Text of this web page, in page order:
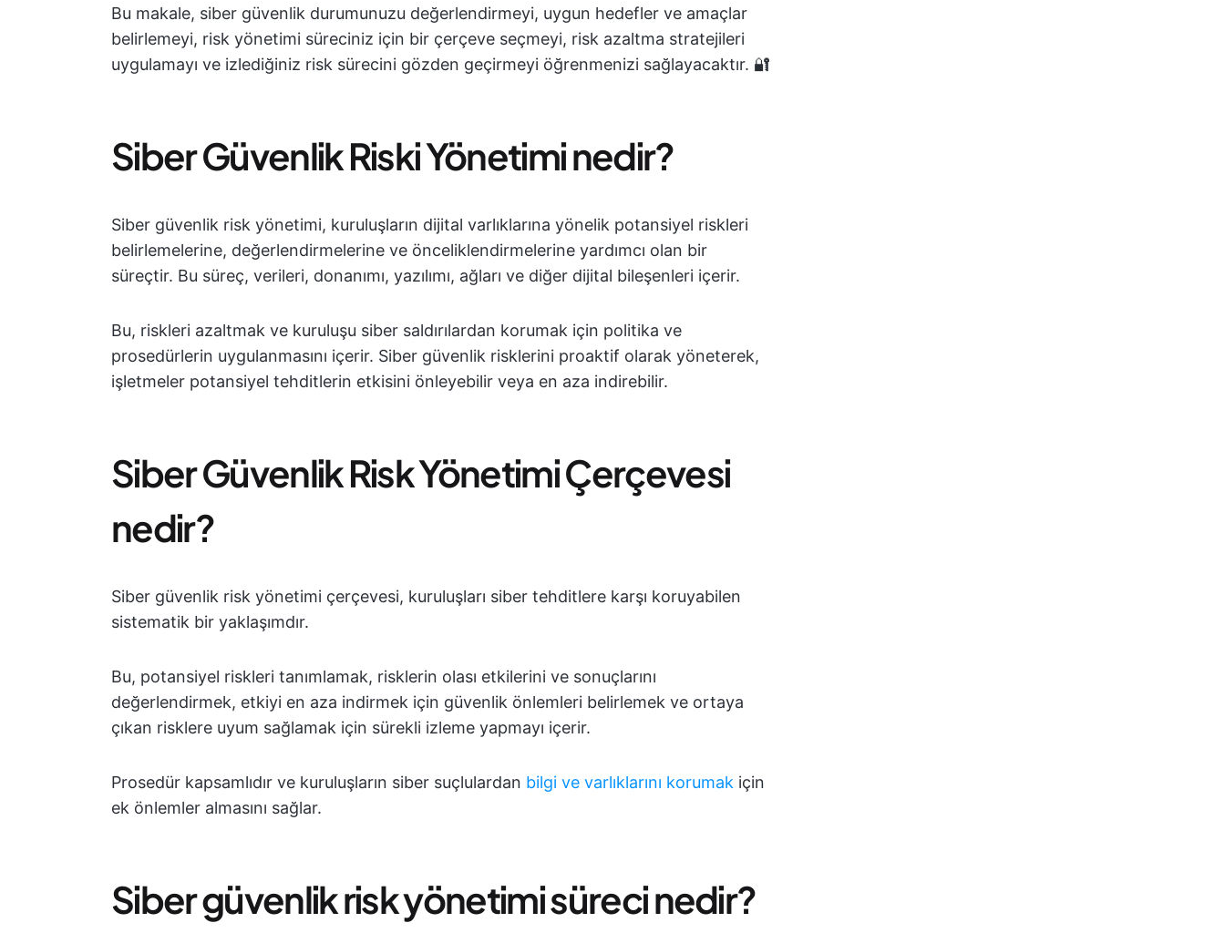
Bu makale, siber güvenlik durumunuzu değerlendirmeyi, uygun hedefler ve amaçlar
belirlemeyi, risk yönetimi süreciniz için bir çerçeve seçmeyi, risk azaltma stratejileri
uygulamayı ve izlediğiniz risk sürecini gözden geçirmeyi öğrenmenizi sağlayacaktır. 🔐
Siber Güvenlik Riski Yönetimi nedir?
Siber güvenlik risk yönetimi, kuruluşların dijital varlıklarına yönelik potansiyel riskleri
belirlemelerine, değerlendirmelerine ve önceliklendirmelerine yardımcı olan bir
süreçtir. Bu süreç, verileri, donanımı, yazılımı, ağları ve diğer dijital bileşenleri içerir.
Bu, riskleri azaltmak ve kuruluşu siber saldırılardan korumak için politika ve
prosedürlerin uygulanmasını içerir. Siber güvenlik risklerini proaktif olarak yöneterek,
işletmeler potansiyel tehditlerin etkisini önleyebilir veya en aza indirebilir.
Siber Güvenlik Risk Yönetimi Çerçevesi
nedir?
Siber güvenlik risk yönetimi çerçevesi, kuruluşları siber tehditlere karşı koruyabilen
sistematik bir yaklaşımdır.
Bu, potansiyel riskleri tanımlamak, risklerin olası etkilerini ve sonuçlarını
değerlendirmek, etkiyi en aza indirmek için güvenlik önlemleri belirlemek ve ortaya
çıkan risklere uyum sağlamak için sürekli izleme yapmayı içerir.
Prosedür kapsamlıdır ve kuruluşların siber suçlulardan bilgi ve varlıklarını korumak için
ek önlemler almasını sağlar.
Siber güvenlik risk yönetimi süreci nedir?